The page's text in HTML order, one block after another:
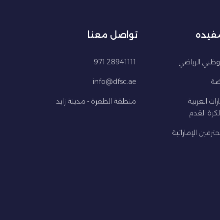
الرياضي
العربية
القدم
الإماراتية
تواصل معنا
28941111 971
info@dfsc.ae
منطقة الظفرة - مدينة زايد